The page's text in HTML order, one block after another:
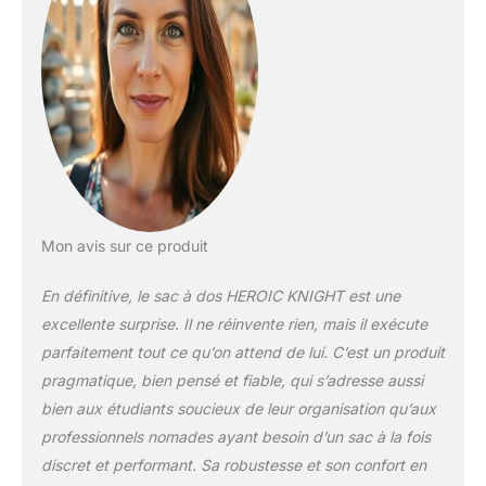
une grande
commodité à votre
vie quotidienne ▼
Grande capacité : Sac
à dos pc portable a
une taille
intermédiaire, mais il
peut contenir tous
mesure
ne pèse que 1kg. Il
respecte les règles de
nombreuses
compagnies
aériennes
les bagages à main.
Mon avis sur ce produit
En définitive, le sac à dos HEROIC KNIGHT est une
excellente surprise. Il ne réinvente rien, mais il exécute
parfaitement tout ce qu’on attend de lui. C’est un produit
pragmatique, bien pensé et fiable, qui s’adresse aussi
bien aux étudiants soucieux de leur organisation qu’aux
professionnels nomades ayant besoin d’un sac à la fois
discret et performant. Sa robustesse et son confort en